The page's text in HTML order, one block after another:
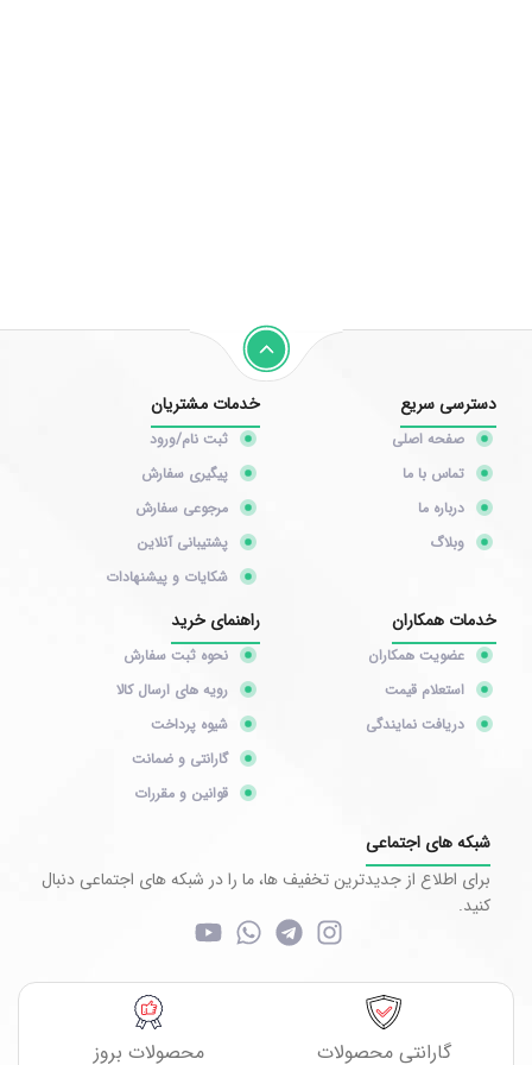
دسترسی سریع
صفحه اصلی
تماس با ما
درباره ما
وبلاگ
خدمات مشتریان
ثبت نام/ورود
پیگیری سفارش
مرجوعی سفارش
پشتیبانی آنلاین
شکایات و پیشنهادات
خدمات همکاران
عضویت همکاران
استعلام قیمت
دریافت نمایندگی
راهنمای خرید
نحوه ثبت سفارش
رویه های ارسال کالا
شیوه پرداخت
گارانتی و ضمانت
قوانین و مقررات
شبکه های اجتماعی
برای اطلاع از جدیدترین تخفیف ها، ما را در شبکه های اجتماعی دنبال
کنید.
گارانتی محصولات محصولات بروز